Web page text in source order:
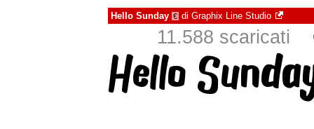
Hello Sunday € di Graphix Line Studio
11.588 scaricati